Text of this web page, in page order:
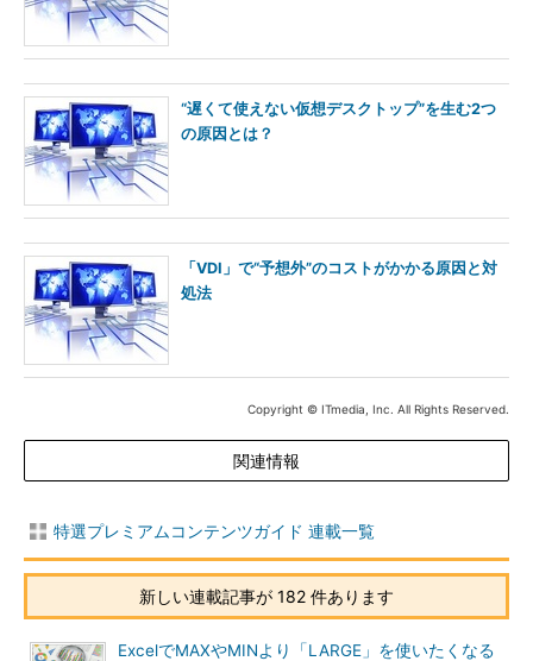
“遅くて使えない仮想デスクトップ”を生む2つ
の原因とは？
「VDI」で“予想外”のコストがかかる原因と対
処法
Copyright © ITmedia, Inc. All Rights Reserved.
関連情報
特選プレミアムコンテンツガイド 連載一覧
新しい連載記事が 182 件あります
ExcelでMAXやMINより「LARGE」を使いたくなる